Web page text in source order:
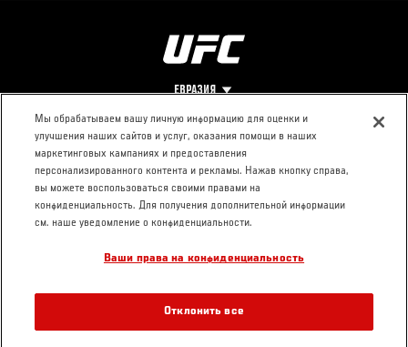
ЕВРАЗИЯ
Footer
О UFC
Про ММА
Социальная
ответственность
КОНТАКТЫ
Пресс-центр
Условия
использования
Мы обрабатываем вашу личную информацию для оценки и
улучшения наших сайтов и услуг, оказания помощи в наших
маркетинговых кампаниях и предоставления
персонализированного контента и рекламы. Нажав кнопку справа,
вы можете воспользоваться своими правами на
конфиденциальность. Для получения дополнительной информации
см. наше уведомление о конфиденциальности.
Ваши права на конфиденциальность
Отклонить все